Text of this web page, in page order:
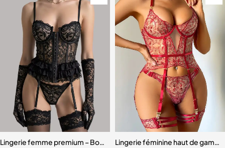
Lingerie femme premium – Body en dentelle florale avec
Lingerie féminine haut de